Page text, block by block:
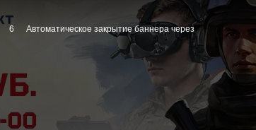
5 Автоматическое закрытие баннера через